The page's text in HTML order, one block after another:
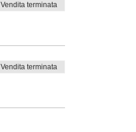
Vendita terminata
Vendita terminata